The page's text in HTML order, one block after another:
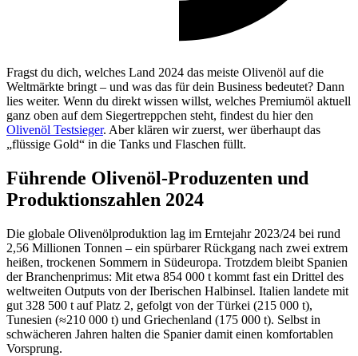
Fragst du dich, welches Land 2024 das meiste Olivenöl auf die
Weltmärkte bringt – und was das für dein Business bedeutet? Dann
lies weiter. Wenn du direkt wissen willst, welches Premiumöl aktuell
ganz oben auf dem Siegertreppchen steht, findest du hier den
Olivenöl Testsieger. Aber klären wir zuerst, wer überhaupt das
„flüssige Gold“ in die Tanks und Flaschen füllt.
Führende Olivenöl-Produzenten und
Produktionszahlen 2024
Die globale Olivenölproduktion lag im Erntejahr 2023/24 bei rund
2,56 Millionen Tonnen – ein spürbarer Rückgang nach zwei extrem
heißen, trockenen Sommern in Südeuropa. Trotzdem bleibt Spanien
der Branchenprimus: Mit etwa 854 000 t kommt fast ein Drittel des
weltweiten Outputs von der Iberischen Halbinsel. Italien landete mit
gut 328 500 t auf Platz 2, gefolgt von der Türkei (215 000 t),
Tunesien (≈210 000 t) und Griechenland (175 000 t). Selbst in
schwächeren Jahren halten die Spanier damit einen komfortablen
Vorsprung.